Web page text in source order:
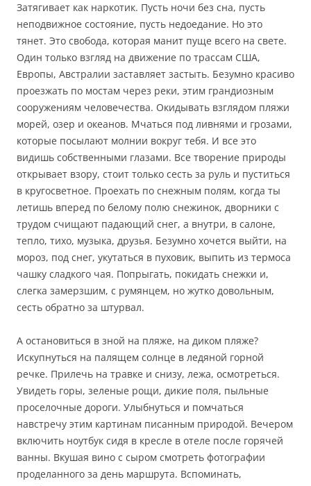
Затягивает как наркотик. Пусть ночи без сна, пусть
неподвижное состояние, пусть недоедание. Но это
тянет. Это свобода, которая манит пуще всего на свете.
Один только взгляд на движение по трассам США,
Европы, Австралии заставляет застыть. Безумно красиво
проезжать по мостам через реки, этим грандиозным
сооружениям человечества. Окидывать взглядом пляжи
морей, озер и океанов. Мчаться под ливнями и грозами,
которые посылают молнии вокруг тебя. И все это
видишь собственными глазами. Все творение природы
открывает взору, стоит только сесть за руль и пуститься
в кругосветное. Проехать по снежным полям, когда ты
летишь вперед по белому полю снежинок, дворники с
трудом счищают падающий снег, а внутри, в салоне,
тепло, тихо, музыка, друзья. Безумно хочется выйти, на
мороз, под снег, укутаться в пуховик, выпить из термоса
чашку сладкого чая. Попрыгать, покидать снежки и,
слегка замерзшим, с румянцем, но жутко довольным,
сесть обратно за штурвал.
А остановиться в зной на пляже, на диком пляже?
Искупнуться на палящем солнце в ледяной горной
речке. Прилечь на травке и снизу, лежа, осмотреться.
Увидеть горы, зеленые рощи, дикие поля, пыльные
проселочные дороги. Улыбнуться и помчаться
навстречу этим картинам писанным природой. Вечером
включить ноутбук сидя в кресле в отеле после горячей
ванны. Вкушая вино с сыром смотреть фотографии
проделанного за день маршрута. Вспоминать,